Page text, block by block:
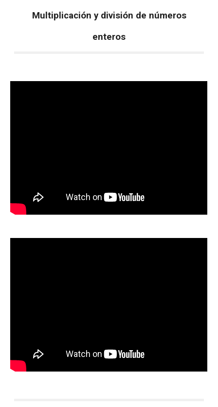
Multiplicación y división de números
enteros